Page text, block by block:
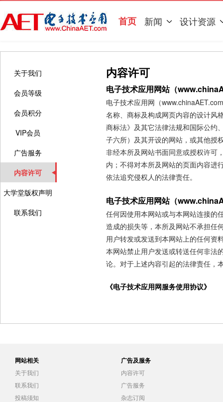
首页 新闻 设计资源
关于我们
会员等级
会员积分
VIP会员
广告服务
内容许可
大学堂版权声明
联系我们
内容许可
电子技术应用网站（
电子技术应用网（
名称、商标及构成网页内容的设计风
商标法》及其它法律法规和国际公约
子六所）及其开设的网站，或其他授
非经本所及网站书面同意或授权许可
内；不得对本所及网站的页面内容进
依法追究侵权人的法律责任。
电子技术应用网站（
任何因使用本网站或与本网站连接的
造成的损失等，本所及网站不承担任
用户转发或发送到本网站上的任何资
本网站禁止用户发送或转送任何非法
论。对于上述内容引起的法律责任，
《电子技术应用网服务使用协议》
网站相关
关于我们
联系我们
投稿须知
广告及服务
内容许可
广告服务
杂志订阅